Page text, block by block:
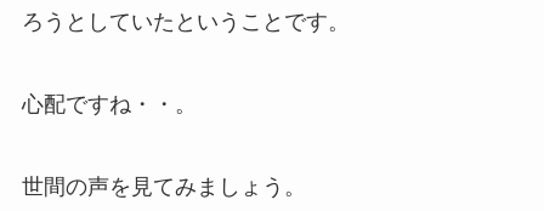
ろうとしていたということです。
心配ですね・・。
世間の声を見てみましょう。